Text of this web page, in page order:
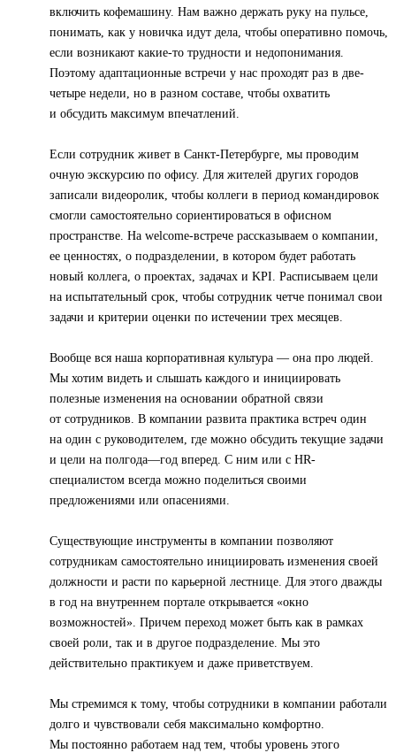
включить кофемашину. Нам важно держать руку на пульсе,
понимать, как у новичка идут дела, чтобы оперативно помочь,
если возникают какие-то трудности и недопонимания.
Поэтому адаптационные встречи у нас проходят раз в две-
четыре недели, но в разном составе, чтобы охватить
и обсудить максимум впечатлений.
Если сотрудник живет в Санкт-Петербурге, мы проводим
очную экскурсию по офису. Для жителей других городов
записали видеоролик, чтобы коллеги в период командировок
смогли самостоятельно сориентироваться в офисном
пространстве. На welcome-встрече рассказываем о компании,
ее ценностях, о подразделении, в котором будет работать
новый коллега, о проектах, задачах и KPI. Расписываем цели
на испытательный срок, чтобы сотрудник четче понимал свои
задачи и критерии оценки по истечении трех месяцев.
Вообще вся наша корпоративная культура — она про людей.
Мы хотим видеть и слышать каждого и инициировать
полезные изменения на основании обратной связи
от сотрудников. В компании развита практика встреч один
на один с руководителем, где можно обсудить текущие задачи
и цели на полгода—год вперед. С ним или с HR-
специалистом всегда можно поделиться своими
предложениями или опасениями.
Существующие инструменты в компании позволяют
сотрудникам самостоятельно инициировать изменения своей
должности и расти по карьерной лестнице. Для этого дважды
в год на внутреннем портале открывается «окно
возможностей». Причем переход может быть как в рамках
своей роли, так и в другое подразделение. Мы это
действительно практикуем и даже приветствуем.
Мы стремимся к тому, чтобы сотрудники в компании работали
долго и чувствовали себя максимально комфортно.
Мы постоянно работаем над тем, чтобы уровень этого